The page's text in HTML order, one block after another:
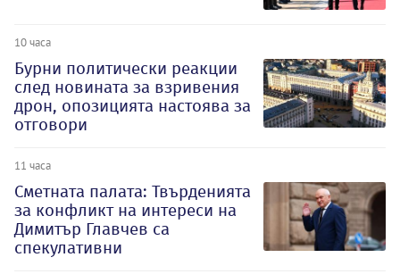
10 часа
Бурни политически реакции
след новината за взривения
дрон, опозицията настоява за
отговори
11 часа
Сметната палата: Твърденията
за конфликт на интереси на
Димитър Главчев са
спекулативни